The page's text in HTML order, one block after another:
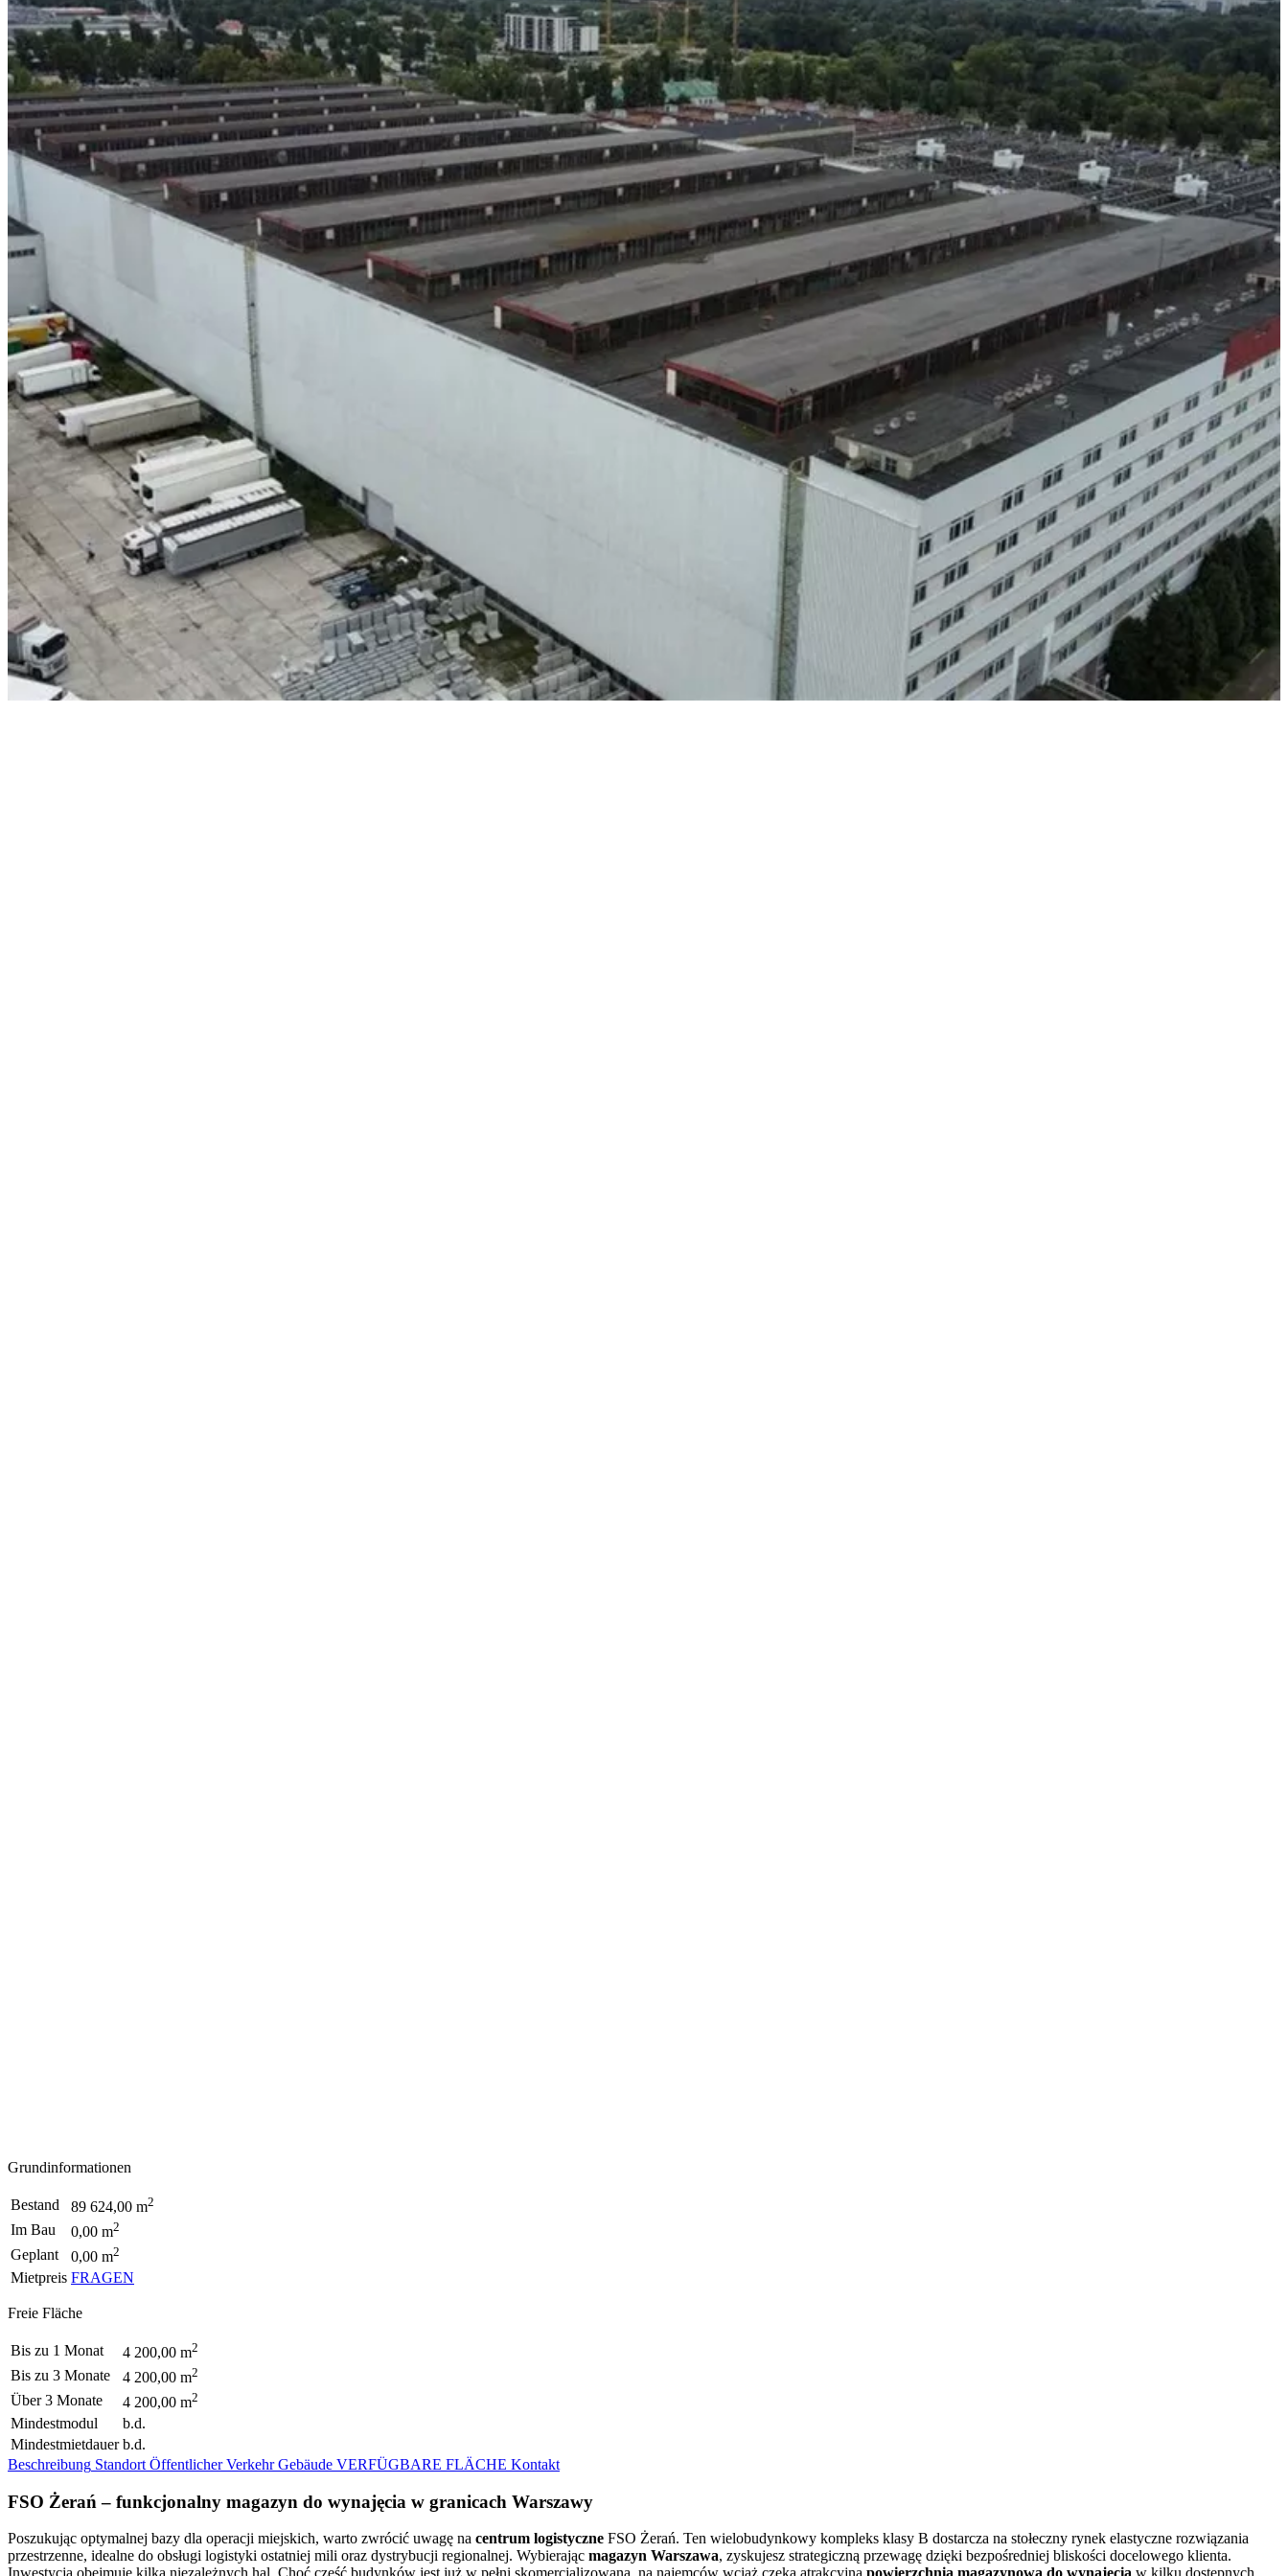
Grundinformationen
Bestand 89 624,00 m2
Im Bau 0,00 m2
Geplant 0,00 m2
Mietpreis FRAGEN
Freie Fläche
Bis zu 1 Monat 4 200,00 m2
Bis zu 3 Monate 4 200,00 m2
Über 3 Monate 4 200,00 m2
Mindestmodul
b.d.
Mindestmietdauer b.d.
Beschreibung Standort Öffentlicher Verkehr Gebäude VERFÜGBARE FLÄCHE Kontakt
FSO Żerań – funkcjonalny magazyn do wynajęcia w granicach Warszawy
Poszukując optymalnej bazy dla operacji miejskich, warto zwrócić uwagę na centrum logistyczne FSO Żerań. Ten wielobudynkowy kompleks klasy B dostarcza na stołeczny rynek elastyczne rozwiązania
przestrzenne, idealne do obsługi logistyki ostatniej mili oraz dystrybucji regionalnej. Wybierając magazyn Warszawa, zyskujesz strategiczną przewagę dzięki bezpośredniej bliskości docelowego klienta.